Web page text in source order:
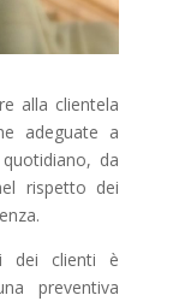
alla clientela
adeguate a
da
rispetto dei
dei clienti è
preventiva